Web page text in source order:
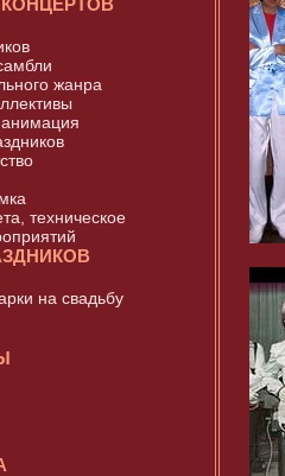
жанра
анимация
техническое
на свадьбу